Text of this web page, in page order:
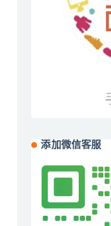
添加微信客服